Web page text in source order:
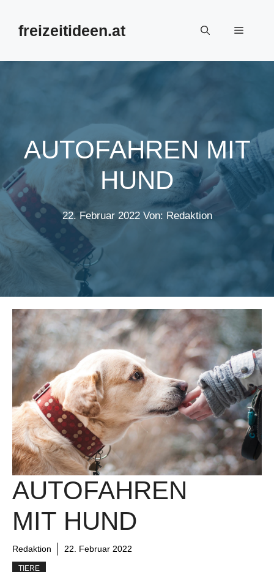
Inhalt
springenfreizeitideen.at Menü
AUTOFAHREN MIT
HUND
22. Februar 2022 Von: Redaktion
AUTOFAHREN
MIT HUND
Redaktion 22. Februar 2022
TIERE